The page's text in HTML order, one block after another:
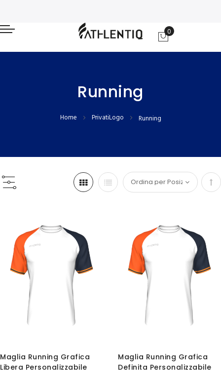
Carrello
0
Running
Home PrivatiLogo Running
Maglia Running Grafica
Libera Personalizzabile
Maglia Running Grafica
Definita Personalizzabile